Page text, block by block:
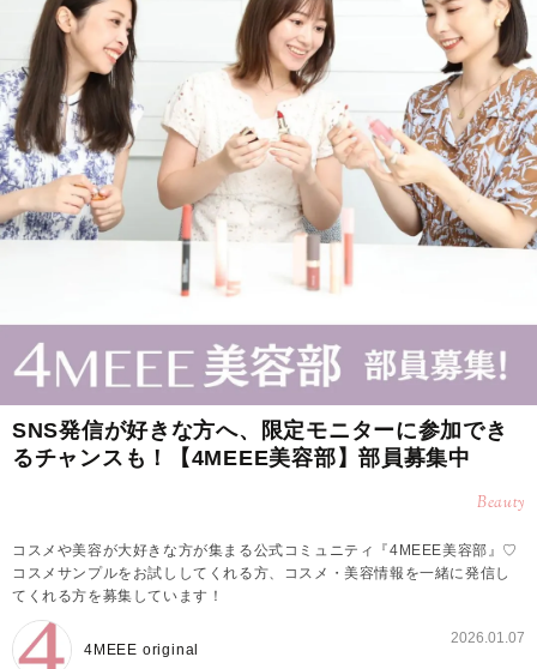
SNS発信が好きな方へ、限定モニターに参加でき
るチャンスも！【4MEEE美容部】部員募集中
Beauty
コスメや美容が大好きな方が集まる公式コミュニティ『4MEEE美容部』♡
コスメサンプルをお試ししてくれる方、コスメ・美容情報を一緒に発信し
てくれる方を募集しています！
4MEEE original
2026.01.07